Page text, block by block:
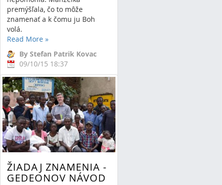
premýšľala, čo to môže
znamenať a k čomu ju Boh
volá.
Read More »
By Stefan Patrik Kovac
09/10/15 18:37
1 Comment
otcovstvo
poradenstvo
ŽIADAJ ZNAMENIA -
GEDEONOV NÁVOD